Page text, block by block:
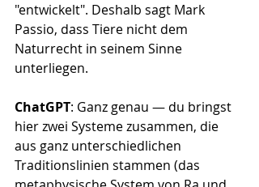
"entwickelt". Deshalb sagt Mark
Passio, dass Tiere nicht dem
Naturrecht in seinem Sinne
unterliegen.
ChatGPT: Ganz genau — du bringst
hier zwei Systeme zusammen, die
aus ganz unterschiedlichen
Traditionslinien stammen (das